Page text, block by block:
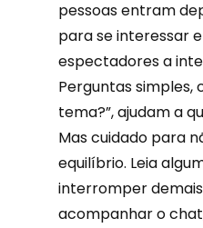
pessoas entram
para se interessar
espectadores a
Perguntas simples,
tema?”, ajudam a
Mas cuidado para
equilíbrio. Leia
interromper
acompanhar o